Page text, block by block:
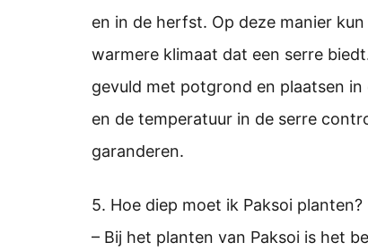
en in de herfst. Op deze manier
warmere klimaat dat een serre
gevuld met potgrond en plaatsen
en de temperatuur in de serre
garanderen.
5. Hoe diep moet ik Paksoi planten?
– Bij het planten van Paksoi is het